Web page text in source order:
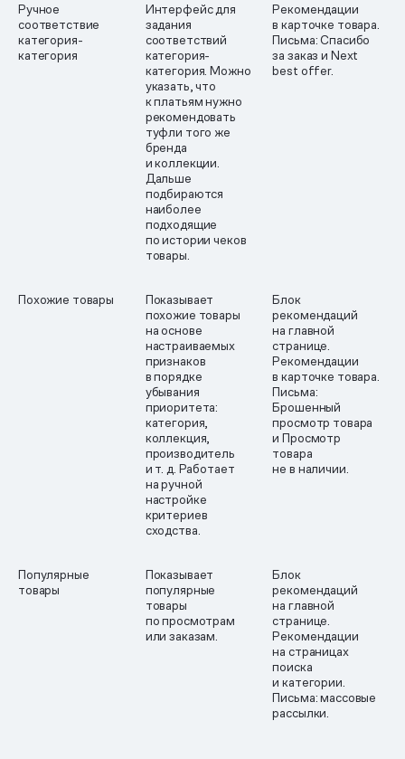
Ручное
соответствие
категория-
категория
Интерфейс для
задания
соответствий
категория-
категория. Можно
указать, что
к платьям нужно
рекомендовать
туфли того же
бренда
и коллекции.
Дальше
подбираются
наиболее
подходящие
по истории чеков
товары.
Рекомендации
в карточке товара.
Письма: Спасибо
за заказ и Next
best offer.
Похожие товары
Показывает
похожие товары
на основе
настраиваемых
признаков
в порядке
убывания
приоритета:
категория,
коллекция,
производитель
и т. д. Работает
на ручной
настройке
критериев
сходства.
Блок
рекомендаций
на главной
странице.
Рекомендации
в карточке товара.
Письма:
Брошенный
просмотр товара
и Просмотр
товара
не в наличии.
Популярные
товары
Показывает
популярные
товары
по просмотрам
или заказам.
Блок
рекомендаций
на главной
странице.
Рекомендации
на страницах
поиска
и категории.
Письма: массовые
рассылки.